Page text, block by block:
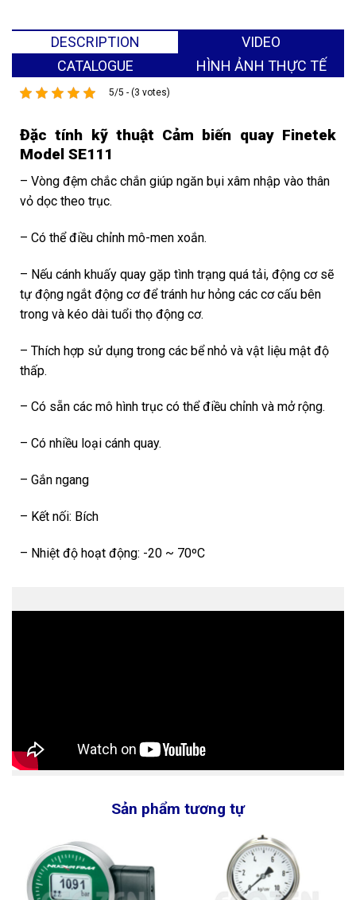
DESCRIPTION
VIDEO
CATALOGUE
HÌNH ẢNH THỰC TẾ
5/5 - (3 votes)
Đặc tính kỹ thuật Cảm biến quay Finetek
Model SE111
– Vòng đệm chắc chắn giúp ngăn bụi xâm nhập vào thân
vỏ dọc theo trục.
– Có thể điều chỉnh mô-men xoắn.
– Nếu cánh khuấy quay gặp tình trạng quá tải, động cơ sẽ
tự động ngắt động cơ để tránh hư hỏng các cơ cấu bên
trong và kéo dài tuổi thọ động cơ.
– Thích hợp sử dụng trong các bể nhỏ và vật liệu mật độ
thấp.
– Có sẵn các mô hình trục có thể điều chỉnh và mở rộng.
– Có nhiều loại cánh quay.
– Gắn ngang
– Kết nối: Bích
– Nhiệt độ hoạt động: -20 ~ 70ºC
Sản phẩm tương tự